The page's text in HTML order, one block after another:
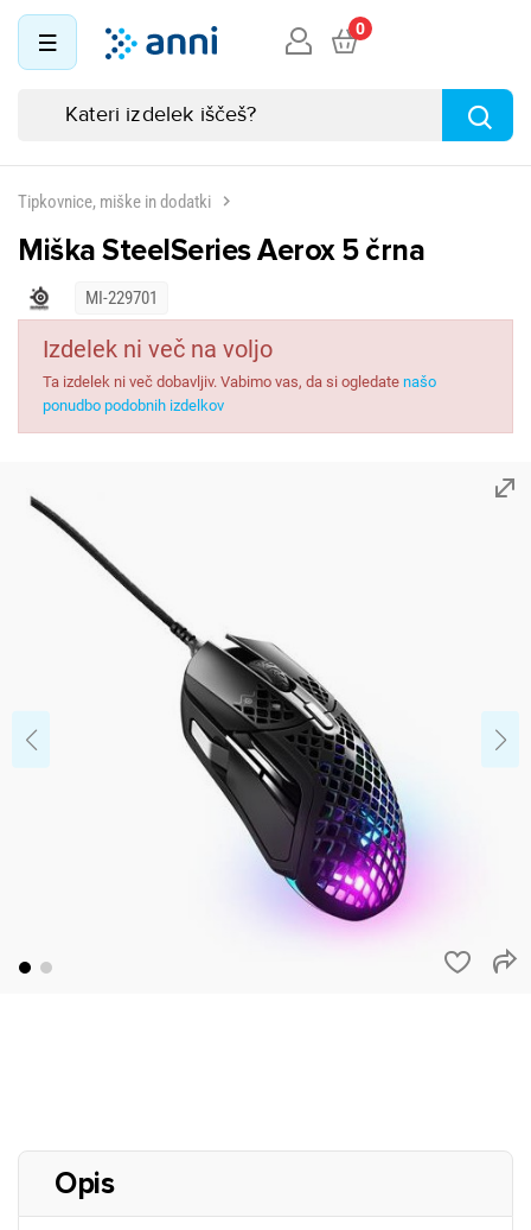
0
Tipkovnice, miške in dodatki
Miška SteelSeries Aerox 5 črna
MI-229701
Izdelek ni več na voljo
Ta izdelek ni več dobavljiv. Vabimo vas, da si ogledate našo
ponudbo podobnih izdelkov
Opis